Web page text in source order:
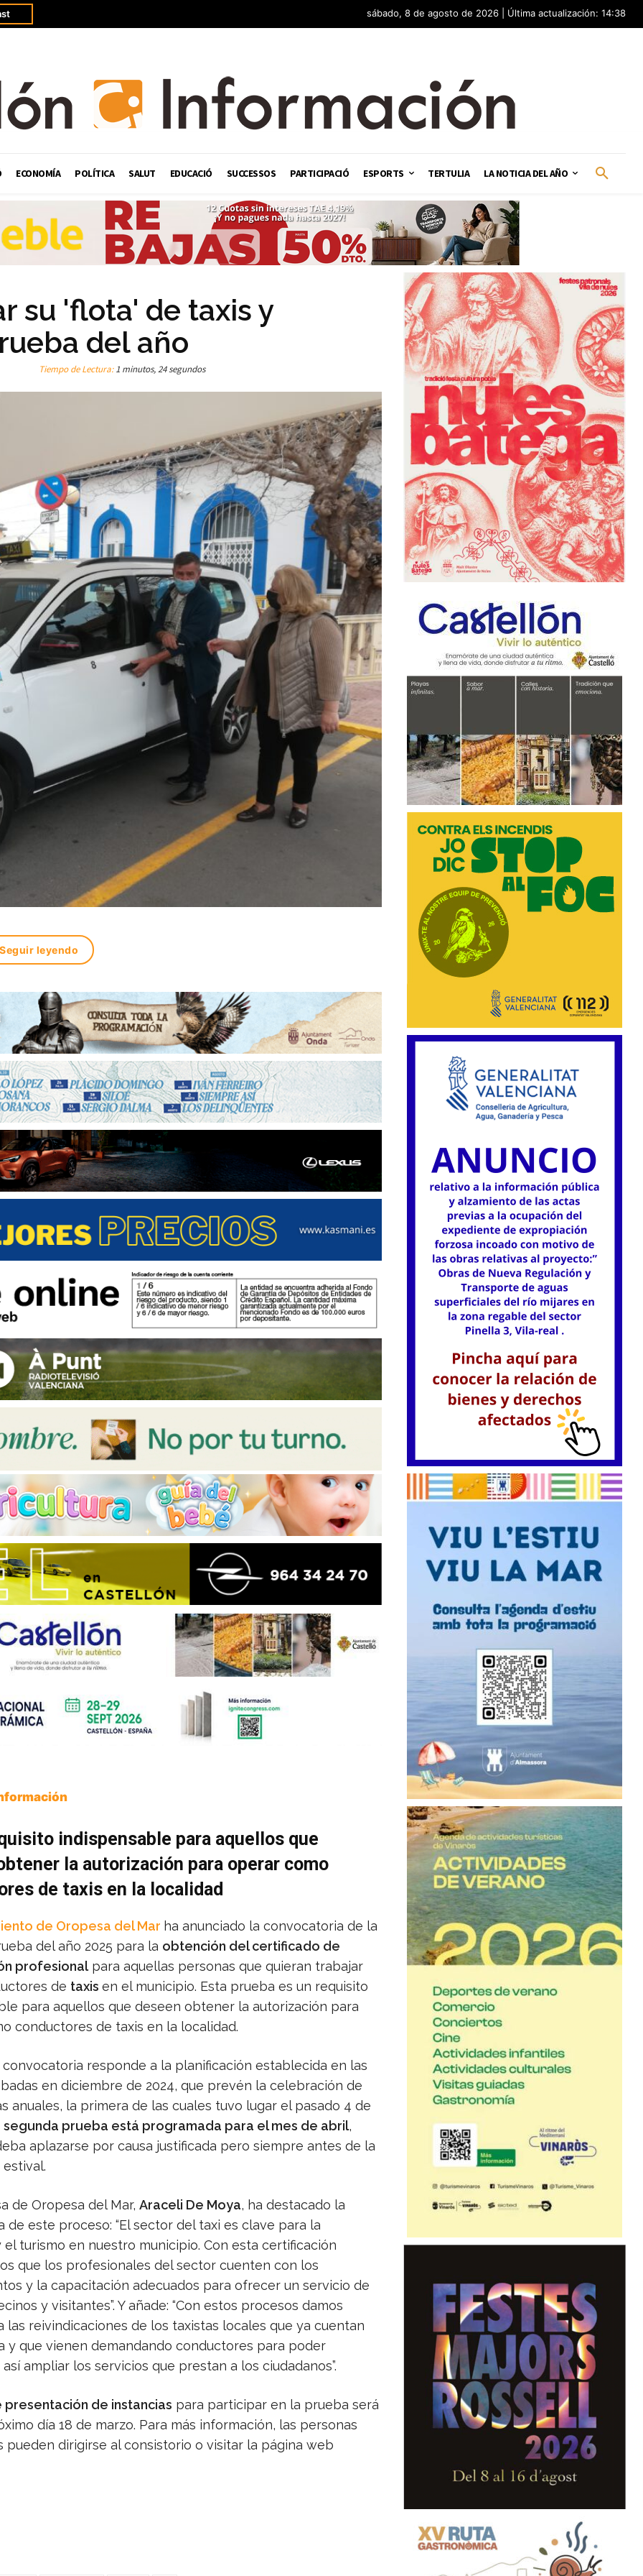
sábado, 8 de agosto de 2026 | Última actualización: 14:38
ECONOMÍA POLÍTICA SALUT EDUCACIÓ SUCCESSOS PARTICIPACIÓ ESPORTS TERTULIA LA NOTICIA DEL AÑO
su 'flota' de taxis y
del año
Tiempo de Lectura:1 minutos, 24 segundos
Seguir leyendo
indispensable para aquellos que
la autorización para operar como
de taxis en la localidad
de Oropesa del Mar ha anunciado la convocatoria de la
del año 2025 para la obtención del certificado de
profesionalpara aquellas personas que quieran trabajar
de taxis en el municipio. Esta prueba es un requisito
para aquellos que deseen obtener la autorización para
conductores de taxis en la localidad.
convocatoria responde a la planificación establecida en las
en diciembre de 2024, que prevén la celebración de
anuales, la primera de las cuales tuvo lugar el pasado 4 de
segunda prueba está programada para el mes de abril,
aplazarse por causa justificada pero siempre antes de la
de Oropesa del Mar, Araceli De Moya, ha destacado la
de este proceso: “El sector del taxi es clave para la
el turismo en nuestro municipio. Con esta certificación
que los profesionales del sector cuenten con los
y la capacitación adecuados para ofrecer un servicio de
y visitantes”. Y añade: “Con estos procesos damos
las reivindicaciones de los taxistas locales que ya cuentan
y que vienen demandando conductores para poder
ampliar los servicios que prestan a los ciudadanos”.
de instancias para participar en la prueba será
día 18 de marzo. Para más información, las personas
pueden dirigirse al consistorio o visitar la página web